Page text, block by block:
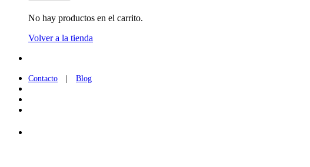
No hay productos en el carrito.
Volver a la tienda
Contacto Blog